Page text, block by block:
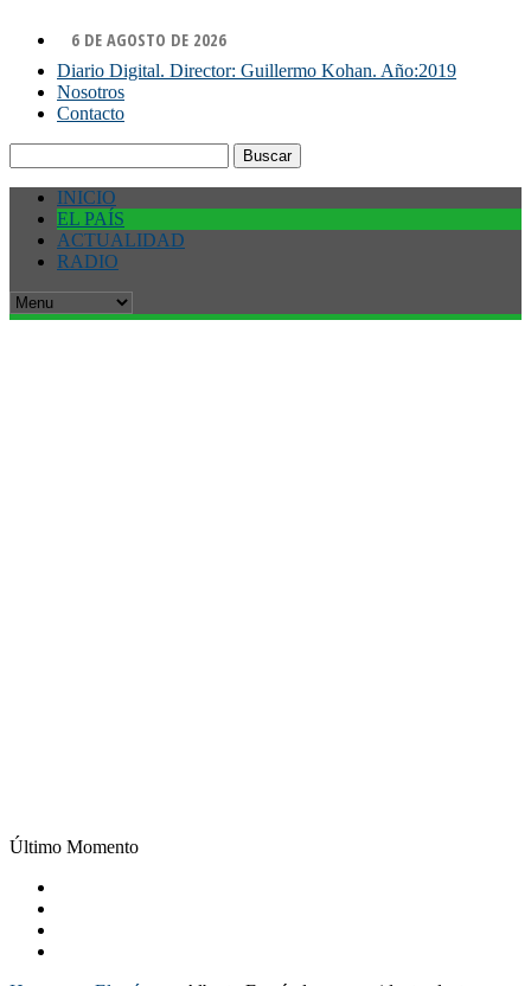
6 DE AGOSTO DE 2026
Diario Digital. Director: Guillermo Kohan. Año:2019
Nosotros
Contacto
INICIO
EL PAÍS
ACTUALIDAD
RADIO
Último Momento